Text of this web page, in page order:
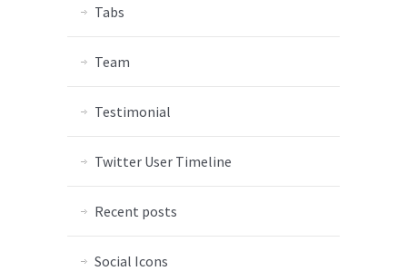
Tabs
Team
Testimonial
Twitter User Timeline
Recent posts
Social Icons